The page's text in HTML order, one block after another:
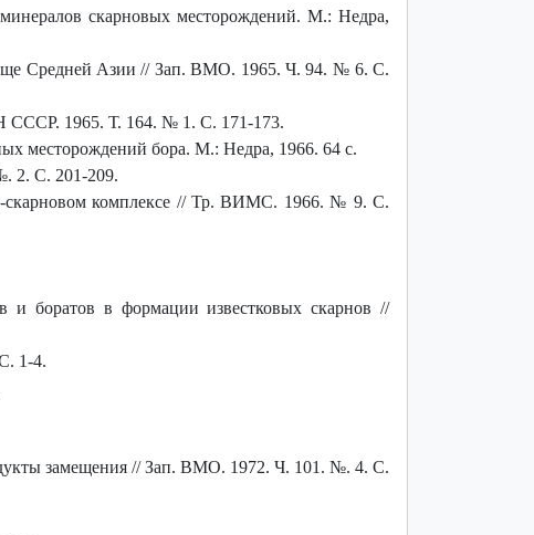
скарновых месторождений. М.: Недра,
Средней Азии // Зап. ВМО. 1965. Ч. 94. № 6. С.
СССР. 1965. Т. 164. № 1. С. 171-173.
месторождений бора. М.: Недра, 1966. 64 с.
2. С. 201-209.
скарновом комплексе // Тр. ВИМС. 1966. № 9. С.
и боратов в формации известковых скарнов //
1-4.
замещения // Зап. ВМО. 1972. Ч. 101. №. 4. С.